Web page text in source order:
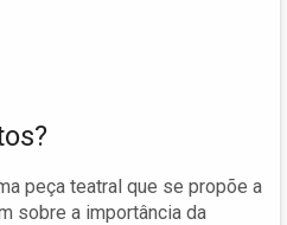
peça teatral que se propõe a
sobre a importância da